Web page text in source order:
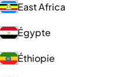
East Africa
Égypte
Éthiopie